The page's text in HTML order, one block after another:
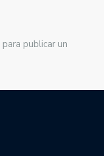
para publicar un